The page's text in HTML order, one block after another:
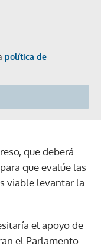
política de
que deberá
que evalúe las
viable levantar la
el apoyo de
el Parlamento.